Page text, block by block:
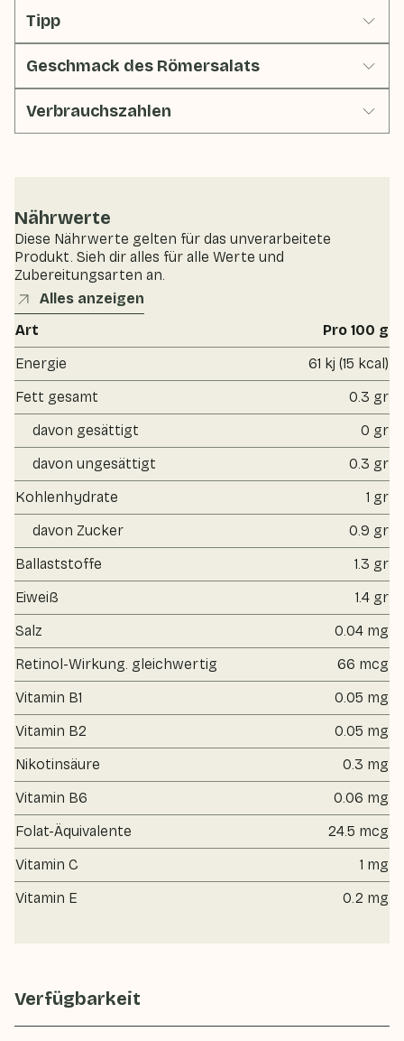
Tipp
Geschmack des Römersalats
Verbrauchszahlen
Nährwerte
Diese Nährwerte gelten für das unverarbeitete
Produkt. Sieh dir alles für alle Werte und
Zubereitungsarten an.
Alles anzeigen
Art
Pro 100 g
Energie
61 kj (15 kcal)
Fett gesamt
0.3 gr
davon gesättigt
0 gr
davon ungesättigt
0.3 gr
Kohlenhydrate
1 gr
davon Zucker
0.9 gr
Ballaststoffe
1.3 gr
Eiweiß
1.4 gr
Salz
0.04 mg
Retinol-Wirkung. gleichwertig
66 mcg
Vitamin B1
0.05 mg
Vitamin B2
0.05 mg
Nikotinsäure
0.3 mg
Vitamin B6
0.06 mg
Folat-Äquivalente
24.5 mcg
Vitamin C
1 mg
Vitamin E
0.2 mg
Verfügbarkeit